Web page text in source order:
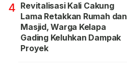
4 Revitalisasi Kali Cakung
Lama Retakkan Rumah dan
Masjid, Warga Kelapa
Gading Keluhkan Dampak
Proyek